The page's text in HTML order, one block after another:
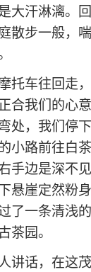
大汗淋漓。
散步一般，
托车往回走
合我们的心
处，我们停
小路前往白
手边是深不
悬崖定然粉
了一条清浅
茶园。
讲话，在这